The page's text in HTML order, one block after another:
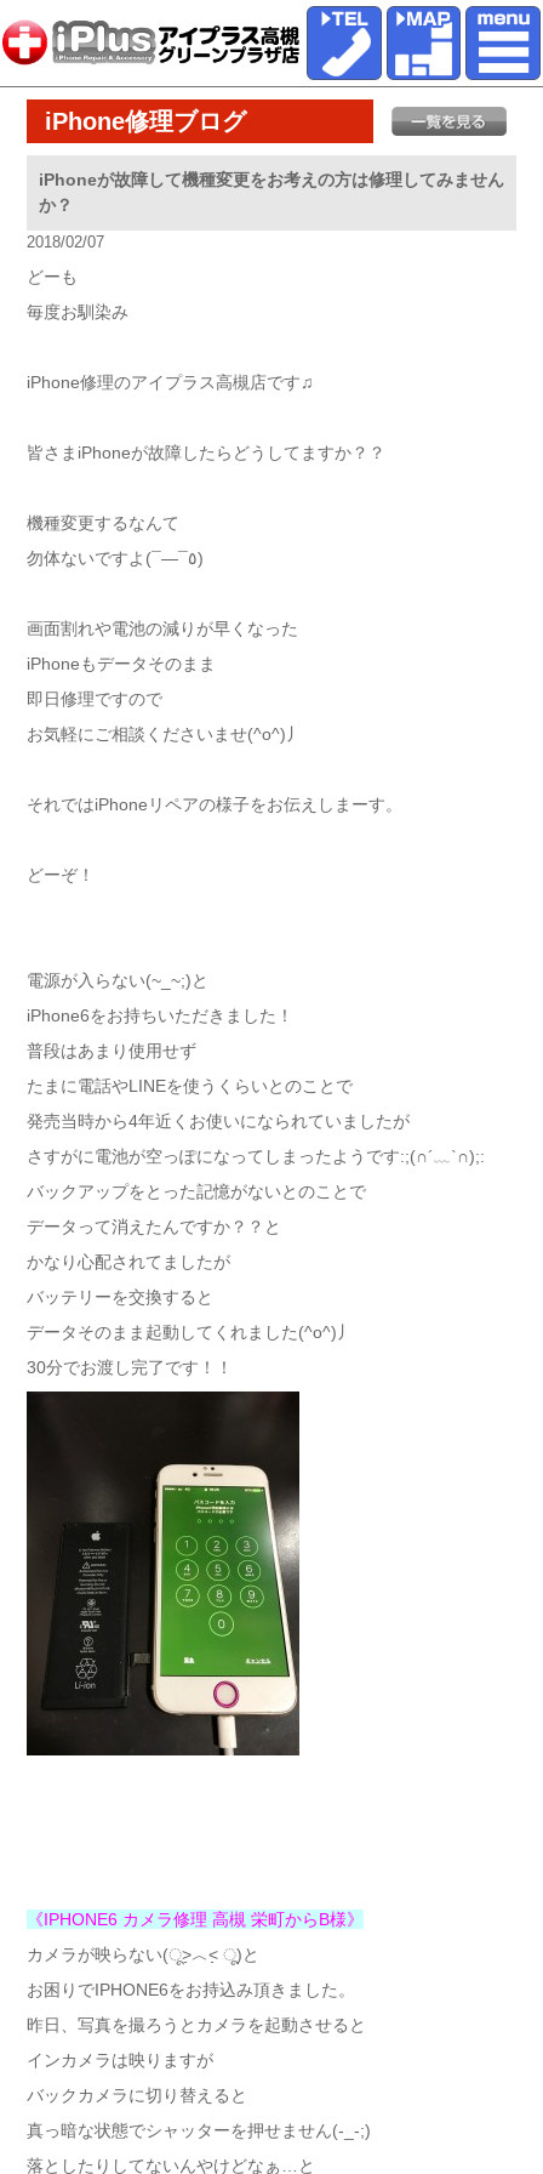
iPhone修理ブログ
iPhoneが故障して機種変更をお考えの方は修理してみません
か？
2018/02/07
どーも
毎度お馴染み
iPhone修理のアイプラス高槻店です♫
皆さまiPhoneが故障したらどうしてますか？？
機種変更するなんて
勿体ないですよ(¯―¯٥)
画面割れや電池の減りが早くなった
iPhoneもデータそのまま
即日修理ですので
お気軽にご相談くださいませ(^o^)丿
それではiPhoneリペアの様子をお伝えしまーす。
どーぞ！
電源が入らない(~_~;)と
iPhone6をお持ちいただきました！
普段はあまり使用せず
たまに電話やLINEを使うくらいとのことで
発売当時から4年近くお使いになられていましたが
さすがに電池が空っぽになってしまったようです:;(∩´﹏`∩);:
バックアップをとった記憶がないとのことで
データって消えたんですか？？と
かなり心配されてましたが
バッテリーを交換すると
データそのまま起動してくれました(^o^)丿
30分でお渡し完了です！！
《IPHONE6 カメラ修理 高槻 栄町からB様》
カメラが映らない(ू˃̣̣̣̣̣̣︿˂̣̣̣̣̣̣ ू)と
お困りでIPHONE6をお持込み頂きました。
昨日、写真を撮ろうとカメラを起動させると
インカメラは映りますが
バックカメラに切り替えると
真っ暗な状態でシャッターを押せません(-_-;)
落としたりしてないんやけどなぁ…と